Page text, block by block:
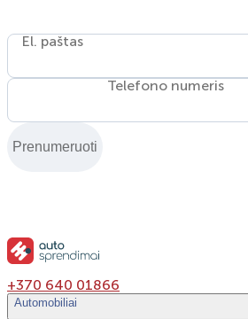
El. paštas
Telefono numeris
Prenumeruoti
+370 640 01866
Automobiliai